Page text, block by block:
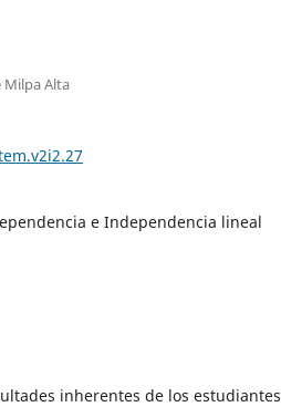
Milpa Alta
e Independencia lineal
inherentes de los estudiantes